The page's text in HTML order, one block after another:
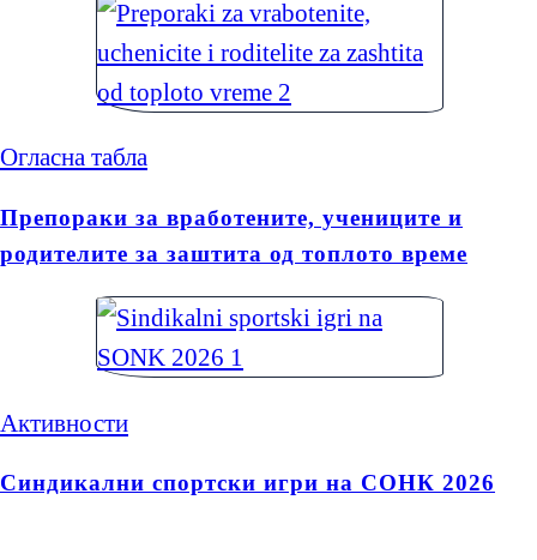
Огласна табла
Препораки за вработените, учениците и
родителите за заштита од топлото време
Активности
Синдикални спортски игри на СОНК 2026